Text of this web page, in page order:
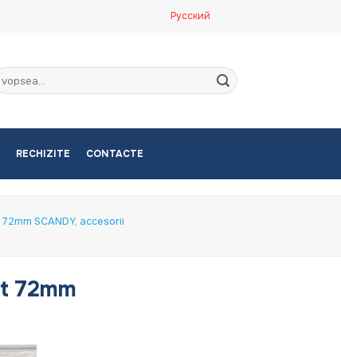
Русский
RECHIZITE CONTACTE
SCANDY, accesorii
72mm